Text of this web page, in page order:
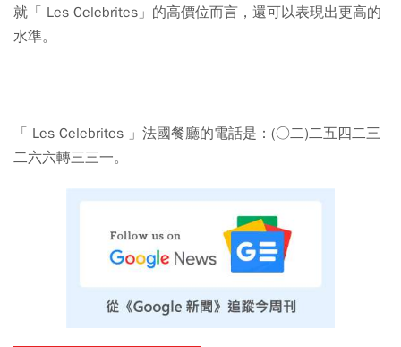
就「 Les Celebrites」的高價位而言，還可以表現出更高的
水準。
「 Les Celebrites 」法國餐廳的電話是：(○二)二五四二三
二六六轉三三一。